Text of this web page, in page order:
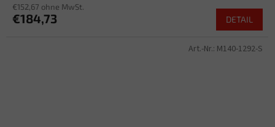
€152,67 ohne MwSt.
€184,73 DETAIL
Art.-Nr.: M140-1292-S